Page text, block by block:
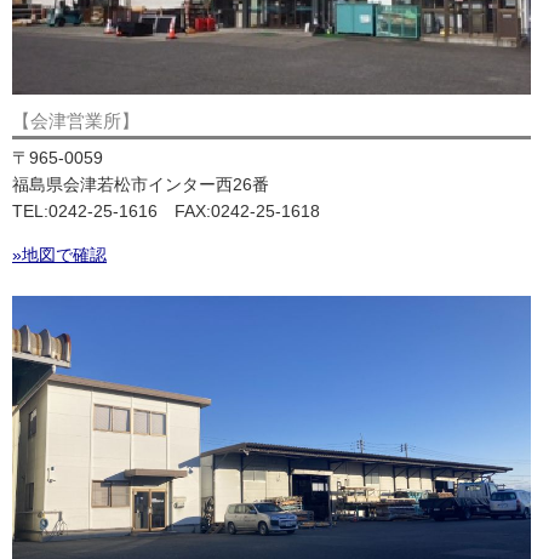
【会津営業所】
〒965-0059
福島県会津若松市インター西26番
TEL:0242-25-1616 FAX:0242-25-1618
»地図で確認